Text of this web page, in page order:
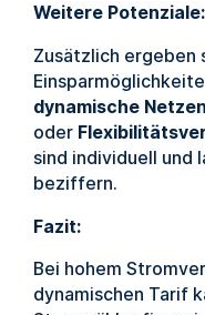
Weitere Potenziale:
Zusätzlich
dynamische
oder
sind individuell und
beziffern.
Fazit:
Bei hohem
dynamischen Tarif